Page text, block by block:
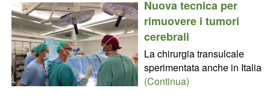
Nuova tecnica per
rimuovere i tumori
cerebrali
La chirurgia transulcale
sperimentata anche in Italia
(Continua)